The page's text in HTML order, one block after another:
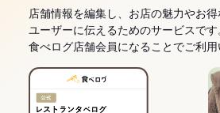
店舗情報を編集し、お店の魅力やお
ユーザーに伝えるためのサービスです
食べログ店舗会員になることでご利用